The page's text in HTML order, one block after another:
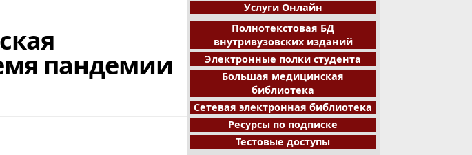
пандемии
Услуги Онлайн
Полнотекстовая БД
внутривузовских изданий
Электронные полки студента
Большая медицинская
библиотека
Сетевая электронная библиотека
Ресурсы по подписке
Тестовые доступы